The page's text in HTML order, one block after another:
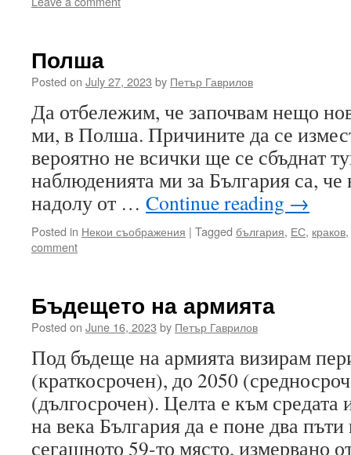
Полша
Posted on July 27, 2023 by Петър Гаврилов
Да отбележим, че започвам нещо
ми, в Полша. Причините да се
вероятно не всички ще се сбъднат
наблюденията ми за България са, че
надолу от … Continue reading →
Posted in Некои съображения | Tagged българия, ЕС, краков,
comment
Бъдещето на армията
Posted on June 16, 2023 by Петър Гаврилов
Под бъдеще на армията визирам
(краткосрочен), до 2050
(дългосрочен). Целта е към
на века България да е поне два
сегашното 59-то място, измервано